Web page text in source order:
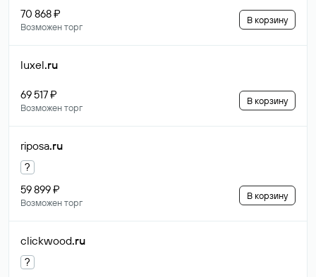
70 868 ₽
Возможен торг
В корзину
luxel.ru
69 517 ₽
Возможен торг
В корзину
riposa.ru
?
59 899 ₽
Возможен торг
В корзину
clickwood.ru
?